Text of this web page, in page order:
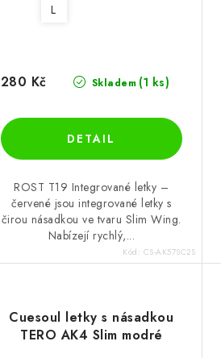
L
Skladem (1 ks)
280 Kč
ROST T19 Integrované letky –
červené jsou integrované letky s
čirou násadkou ve tvaru Slim Wing.
Nabízejí rychlý,...
Kód: CS-AK57SC2S
Cuesoul letky s násadkou
TERO AK4 Slim modré